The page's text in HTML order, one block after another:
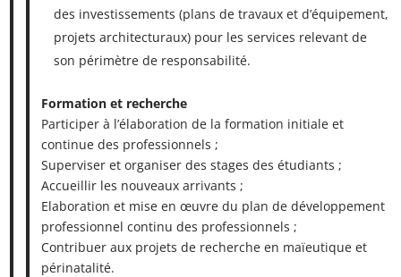
des investissements (plans de travaux et d’équipement,
projets architecturaux) pour les services relevant de
son périmètre de responsabilité.
Formation et recherche
Participer à l’élaboration de la formation initiale et
continue des professionnels ;
Superviser et organiser des stages des étudiants ;
Accueillir les nouveaux arrivants ;
Elaboration et mise en œuvre du plan de développement
professionnel continu des professionnels ;
Contribuer aux projets de recherche en maïeutique et
périnatalité.